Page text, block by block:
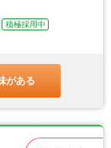
積極採用中
がある